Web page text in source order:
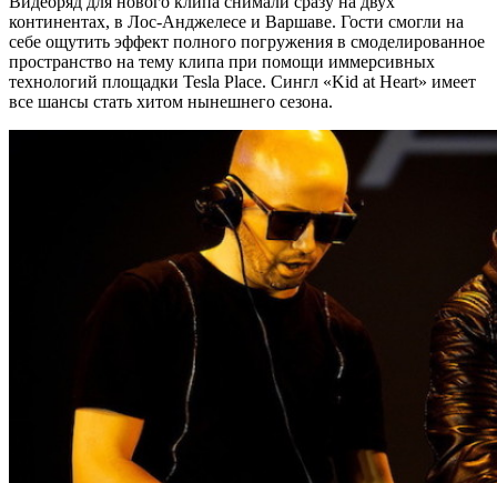
континентах, в Лос-Анджелесе и Варшаве. Гости смогли на
себе ощутить эффект полного погружения в смоделированное
пространство на тему клипа при помощи иммерсивных
технологий площадки Tesla Place. Сингл «Kid at Heart» имеет
все шансы стать хитом нынешнего сезона.